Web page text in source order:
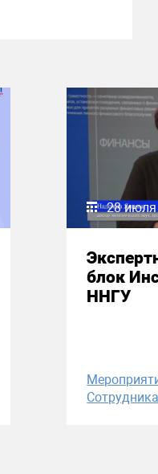
28
блок
ННГУ